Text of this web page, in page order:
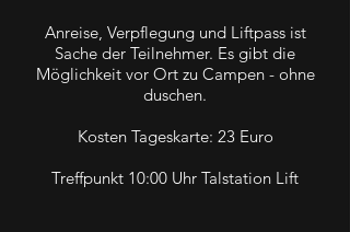
Anreise, Verpflegung und Liftpass ist
Sache der Teilnehmer. Es gibt die
Möglichkeit vor Ort zu Campen - ohne
duschen.
Kosten Tageskarte: 23 Euro
Treffpunkt 10:00 Uhr Talstation Lift